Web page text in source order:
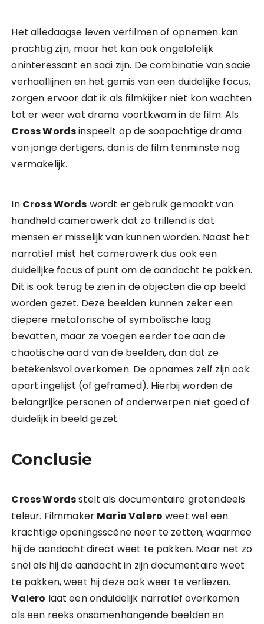
Het alledaagse leven verfilmen of opnemen kan
prachtig zijn, maar het kan ook ongelofelijk
oninteressant en saai zijn. De combinatie van saaie
verhaallijnen en het gemis van een duidelijke focus,
zorgen ervoor dat ik als filmkijker niet kon wachten
tot er weer wat drama voortkwam in de film. Als
Cross Wordsinspeelt op de soapachtige drama
van jonge dertigers, dan is de film tenminste nog
vermakelijk.
In Cross Words wordt er gebruik gemaakt van
handheld camerawerk dat zo trillend is dat
mensen er misselijk van kunnen worden. Naast het
narratief mist het camerawerk dus ook een
duidelijke focus of punt om de aandacht te pakken.
Dit is ook terug te zien in de objecten die op beeld
worden gezet. Deze beelden kunnen zeker een
diepere metaforische of symbolische laag
bevatten, maar ze voegen eerder toe aan de
chaotische aard van de beelden, dan dat ze
betekenisvol overkomen. De opnames zelf zijn ook
apart ingelijst (of geframed). Hierbij worden de
belangrijke personen of onderwerpen niet goed of
duidelijk in beeld gezet.
Conclusie
Cross Wordsstelt als documentaire grotendeels
teleur. Filmmaker Mario Valero weet wel een
krachtige openingsscène neer te zetten, waarmee
hij de aandacht direct weet te pakken. Maar net zo
snel als hij de aandacht in zijn documentaire weet
te pakken, weet hij deze ook weer te verliezen.
Valero laat een onduidelijk narratief overkomen
als een reeks onsamenhangende beelden en